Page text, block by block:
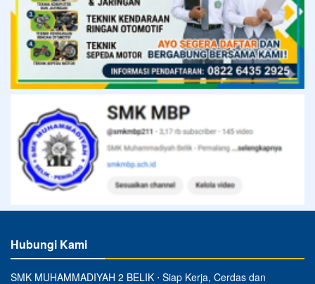
Hubungi Kami
SMK MUHAMMADIYAH 2 BELIK ⋅ Siap Kerja, Cerdas dan